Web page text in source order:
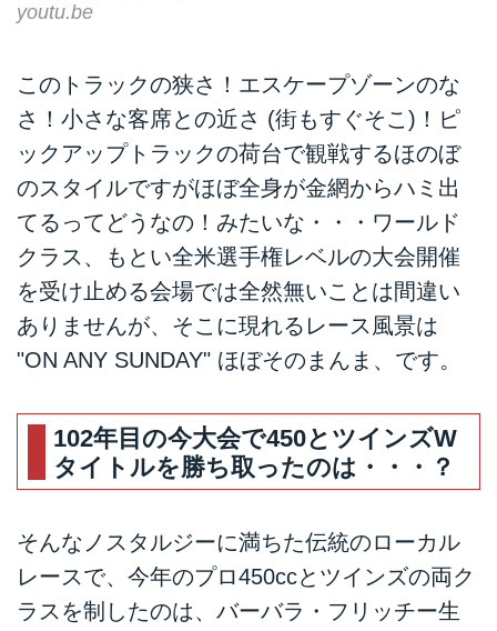
youtu.be
このトラックの狭さ！エスケープゾーンのな
さ！小さな客席との近さ (街もすぐそこ)！ピ
ックアップトラックの荷台で観戦するほのぼ
のスタイルですがほぼ全身が金網からハミ出
てるってどうなの！みたいな・・・ワールド
クラス、もとい全米選手権レベルの大会開催
を受け止める会場では全然無いことは間違い
ありませんが、そこに現れるレース風景は
"ON ANY SUNDAY" ほぼそのまんま、です。
102年目の今大会で450とツインズW
タイトルを勝ち取ったのは・・・？
そんなノスタルジーに満ちた伝統のローカル
レースで、今年のプロ450ccとツインズの両ク
ラスを制したのは、バーバラ・フリッチー生